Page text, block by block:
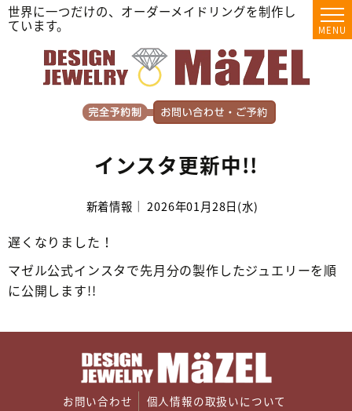
世界に一つだけの、オーダーメイドリングを制作し
ています。
MENU
インスタ更新中!!
新着情報｜ 2026年01月28日(水)
遅くなりました！
マゼル公式インスタで先月分の製作したジュエリーを順
に公開します!!
お問い合わせ 個人情報の取扱いについて